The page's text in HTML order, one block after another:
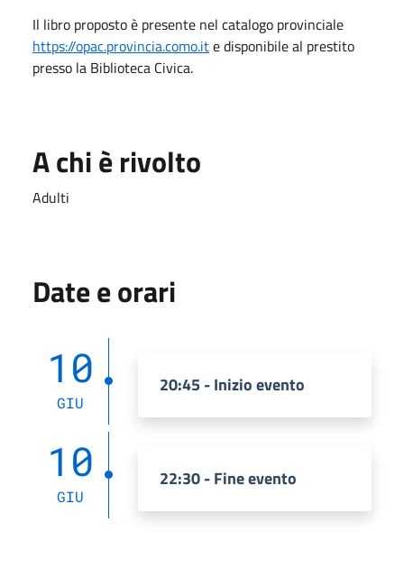
Il libro proposto è presente nel catalogo provinciale
https://opac.provincia.como.ite disponibile al prestito
presso la Biblioteca Civica.
A chi è rivolto
Adulti
Date e orari
10
GIU
20:45 - Inizio evento
10
GIU
22:30 - Fine evento